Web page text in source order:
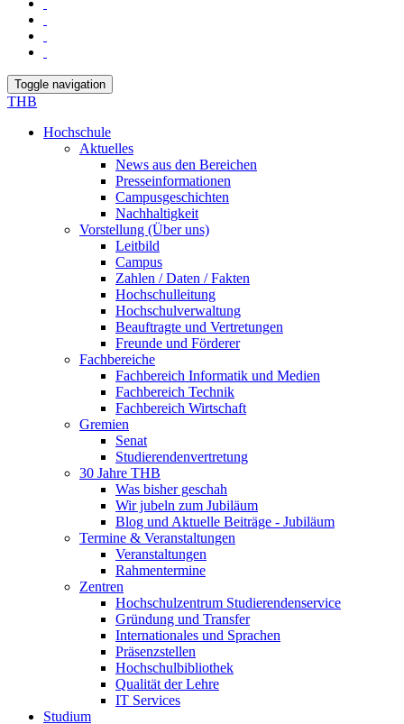
Toggle navigation
THB
Hochschule
Aktuelles
News aus den Bereichen
Presseinformationen
Campusgeschichten
Nachhaltigkeit
Vorstellung (Über uns)
Leitbild
Campus
Zahlen / Daten / Fakten
Hochschulleitung
Hochschulverwaltung
Beauftragte und Vertretungen
Freunde und Förderer
Fachbereiche
Fachbereich Informatik und Medien
Fachbereich Technik
Fachbereich Wirtschaft
Gremien
Senat
Studierendenvertretung
30 Jahre THB
Was bisher geschah
Wir jubeln zum Jubiläum
Blog und Aktuelle Beiträge - Jubiläum
Termine & Veranstaltungen
Veranstaltungen
Rahmentermine
Zentren
Hochschulzentrum Studierendenservice
Gründung und Transfer
Internationales und Sprachen
Präsenzstellen
Hochschulbibliothek
Qualität der Lehre
IT Services
Studium